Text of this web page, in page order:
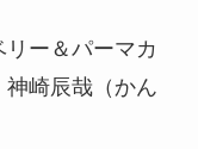
リー＆パーマカ
崎辰哉（かん